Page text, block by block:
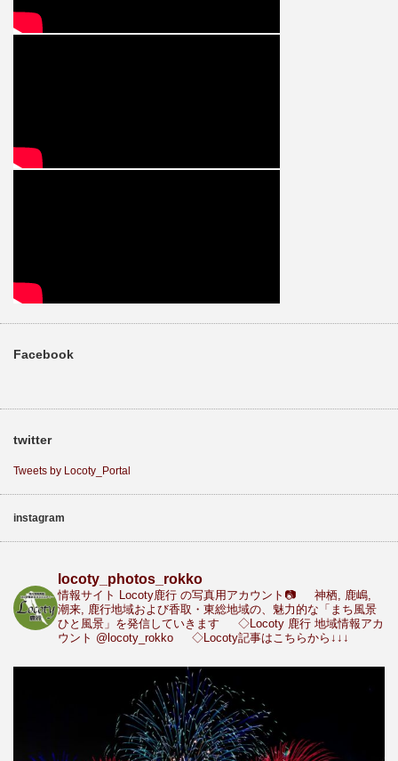
Facebook
twitter
Tweets by Locoty_Portal
instagram
locoty_photos_rokko
情報サイト Locoty鹿行 の写真用アカウント📷
神栖, 鹿嶋,
潮来, 鹿行地域および香取・東総地域の、魅力的な「まち風景
ひと風景」を発信していきます
◇Locoty 鹿行 地域情報アカ
ウント @locoty_rokko ◇Locoty記事はこちらから↓↓↓